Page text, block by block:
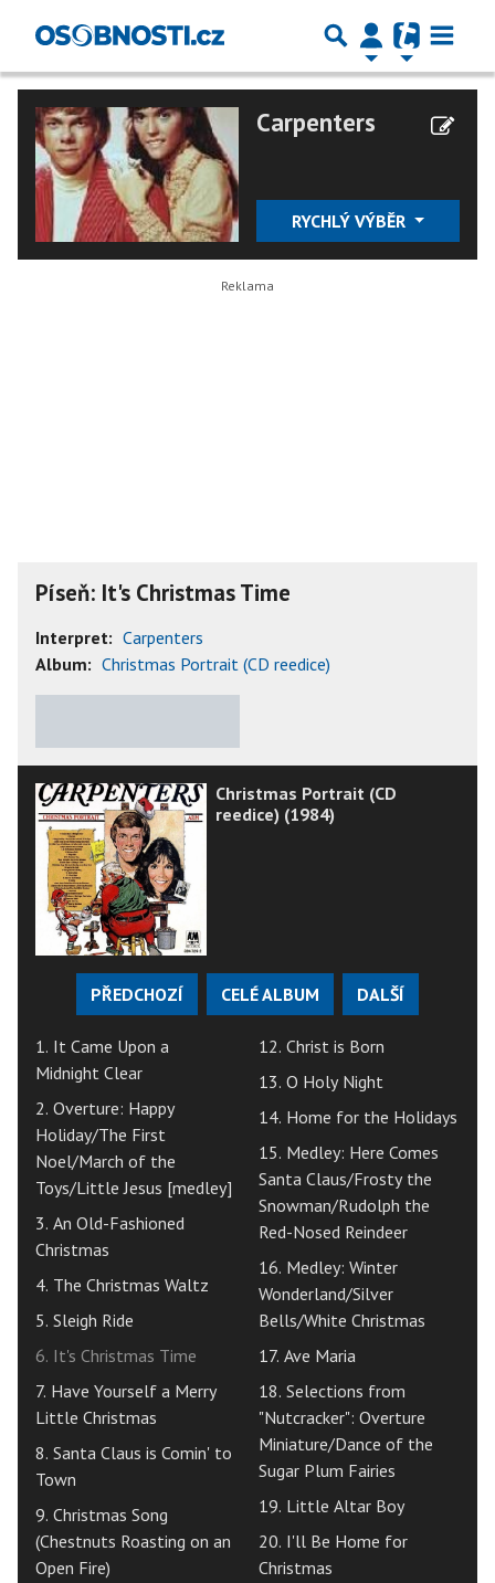
Carpenters
RYCHLÝ VÝBĚR
Píseň: It's Christmas Time
Interpret: Carpenters
Album: Christmas Portrait (CD reedice)
Christmas Portrait (CD
reedice) (1984)
PŘEDCHOZÍ CELÉ ALBUM DALŠÍ
1. It Came Upon a
Midnight Clear
2. Overture: Happy
Holiday/The First
Noel/March of the
Toys/Little Jesus [medley]
3. An Old-Fashioned
Christmas
4. The Christmas Waltz
5. Sleigh Ride
6. It's Christmas Time
7. Have Yourself a Merry
Little Christmas
8. Santa Claus is Comin' to
Town
9. Christmas Song
(Chestnuts Roasting on an
Open Fire)
12. Christ is Born
13. O Holy Night
14. Home for the Holidays
15. Medley: Here Comes
Santa Claus/Frosty the
Snowman/Rudolph the
Red-Nosed Reindeer
16. Medley: Winter
Wonderland/Silver
Bells/White Christmas
17. Ave Maria
18. Selections from
"Nutcracker": Overture
Miniature/Dance of the
Sugar Plum Fairies
19. Little Altar Boy
20. I'll Be Home for
Christmas